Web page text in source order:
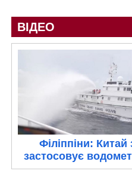
ВІДЕО
Філіппіни: Китай
застосовує